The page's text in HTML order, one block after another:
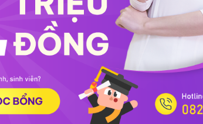
Phổ thông Luyện nói TOEIC